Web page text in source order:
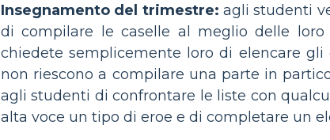
Insegnamento del trimestre: agli studenti
di compilare le caselle al meglio delle
chiedete semplicemente loro di elencare
non riescono a compilare una parte in
agli studenti di confrontare le liste con
alta voce un tipo di eroe e di completare un